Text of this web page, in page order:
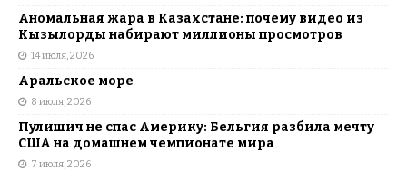
Аномальная жара в Казахстане: почему видео из
Кызылорды набирают миллионы просмотров
14 июля, 2026
Аральское море
8 июля, 2026
Пулишич не спас Америку: Бельгия разбила мечту
США на домашнем чемпионате мира
7 июля, 2026